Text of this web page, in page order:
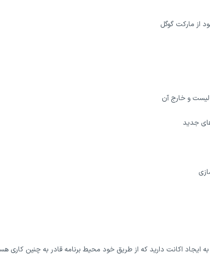
و خارج آن
جدید
به ایجاد اکانت دارید که از طریق خود محیط برنامه قادر به چنین کاری